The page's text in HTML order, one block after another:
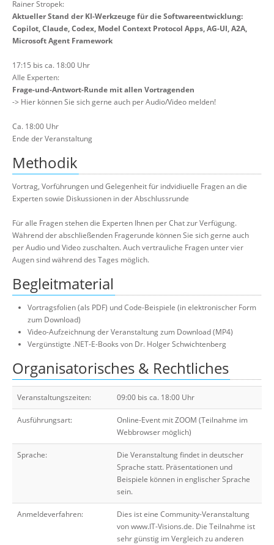
Rainer Stropek:
Aktueller Stand der KI-Werkzeuge für die Softwareentwicklung:
Copilot, Claude, Codex, Model Context Protocol Apps, AG-UI, A2A,
Microsoft Agent Framework
17:15 bis ca. 18:00 Uhr
Alle Experten:
Frage-und-Antwort-Runde mit allen Vortragenden
-> Hier können Sie sich gerne auch per Audio/Video melden!
Ca. 18:00 Uhr
Ende der Veranstaltung
Methodik
Vortrag, Vorführungen und Gelegenheit für indvidiuelle Fragen an die
Experten sowie Diskussionen in der Abschlussrunde
Für alle Fragen stehen die Experten Ihnen per Chat zur Verfügung.
Während der abschließenden Fragerunde können Sie sich gerne auch
per Audio und Video zuschalten. Auch vertrauliche Fragen unter vier
Augen sind während des Tages möglich.
Begleitmaterial
Vortragsfolien (als PDF) und Code-Beispiele (in elektronischer Form
zum Download)
Video-Aufzeichnung der Veranstaltung zum Download (MP4)
Vergünstigte .NET-E-Books von Dr. Holger Schwichtenberg
Organisatorisches & Rechtliches
Veranstaltungszeiten: 09:00 bis ca. 18:00 Uhr
Ausführungsart:
Online-Event mit ZOOM (Teilnahme im
Webbrowser möglich)
Sprache:
Die Veranstaltung findet in deutscher
Sprache statt. Präsentationen und
Beispiele können in englischer Sprache
sein.
Anmeldeverfahren:
Dies ist eine Community-Veranstaltung
von www.IT-Visions.de. Die Teilnahme ist
sehr günstig im Vergleich zu anderen